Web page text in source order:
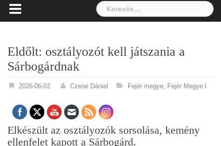
Keresés:
Eldőlt: osztályozót kell játszania a
Sárbogárdnak
2026-06-02 Czene Dániel Fejér megye, Fejér Megye I
Elkészült az osztályozók sorsolása, kemény
ellenfelet kapott a Sárbogárd.